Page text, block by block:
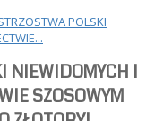
POLSKI
NIEWIDOMYCH I
SZOSOWYM